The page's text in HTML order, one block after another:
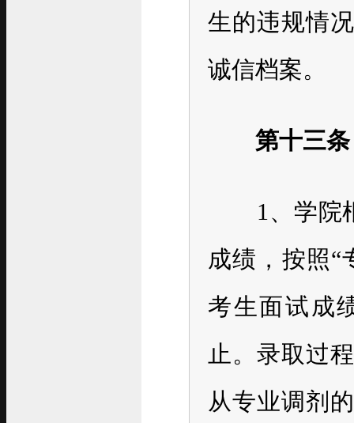
生的违规情
诚信档案。
第十三条
1、学院根
成绩，按照“
考生面试成
止。录取过
从专业调剂